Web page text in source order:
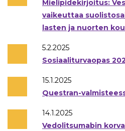
Mielipidekirjoitus:
vaikeuttaa
lasten ja nuorten
5.2.2025
Sosiaaliturvaopas
15.1.2025
Questran-
14.1.2025
Vedolitsumabin